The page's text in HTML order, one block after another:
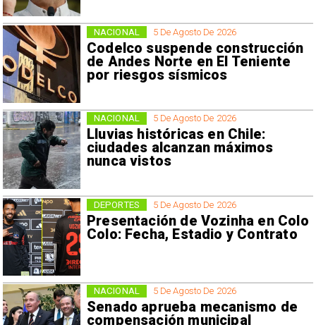
5 De Agosto De 2026
Codelco suspende construcción
de Andes Norte en El Teniente
por riesgos sísmicos
NACIONAL
5 De Agosto De 2026
Lluvias históricas en Chile:
ciudades alcanzan máximos
nunca vistos
NACIONAL
5 De Agosto De 2026
Presentación de Vozinha en Colo
Colo: Fecha, Estadio y Contrato
DEPORTES
5 De Agosto De 2026
Senado aprueba mecanismo de
compensación municipal
NACIONAL